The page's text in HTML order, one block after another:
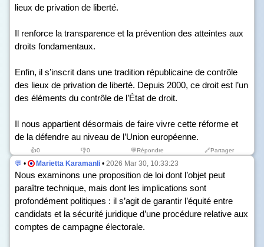
lieux de privation de liberté.
Il renforce la transparence et la prévention des atteintes aux
droits fondamentaux.
Enfin, il s’inscrit dans une tradition républicaine de contrôle
des lieux de privation de liberté. Depuis 2000, ce droit est l’un
des éléments du contrôle de l’État de droit.
Il nous appartient désormais de faire vivre cette réforme et
de la défendre au niveau de l’Union européenne.
👍0 👎0 💬Répondre 🔗Partager
💬 • Marietta Karamanli • 2026 Mar 30, 10:33:23
Nous examinons une proposition de loi dont l’objet peut
paraître technique, mais dont les implications sont
profondément politiques : il s’agit de garantir l’équité entre
candidats et la sécurité juridique d’une procédure relative aux
comptes de campagne électorale.